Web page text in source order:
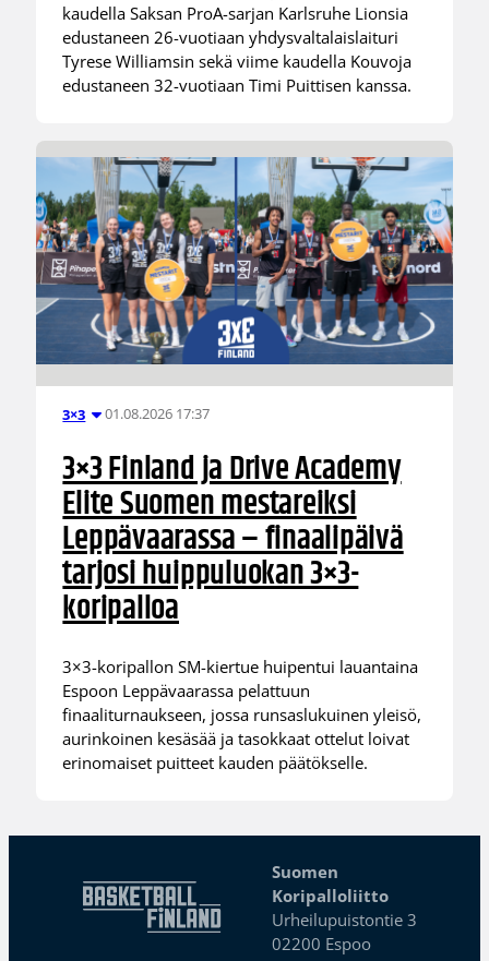
kaudella Saksan ProA-sarjan Karlsruhe Lionsia
edustaneen 26-vuotiaan yhdysvaltalaislaituri
Tyrese Williamsin sekä viime kaudella Kouvoja
edustaneen 32-vuotiaan Timi Puittisen kanssa.
3×3 01.08.2026 17:37
3×3 Finland ja Drive Academy
Elite Suomen mestareiksi
Leppävaarassa – finaalipäivä
tarjosi huippuluokan 3×3-
koripalloa
3×3-koripallon SM-kiertue huipentui lauantaina
Espoon Leppävaarassa pelattuun
finaaliturnaukseen, jossa runsaslukuinen yleisö,
aurinkoinen kesäsää ja tasokkaat ottelut loivat
erinomaiset puitteet kauden päätökselle.
Suomen
Koripalloliitto
Urheilupuistontie 3
02200 Espoo